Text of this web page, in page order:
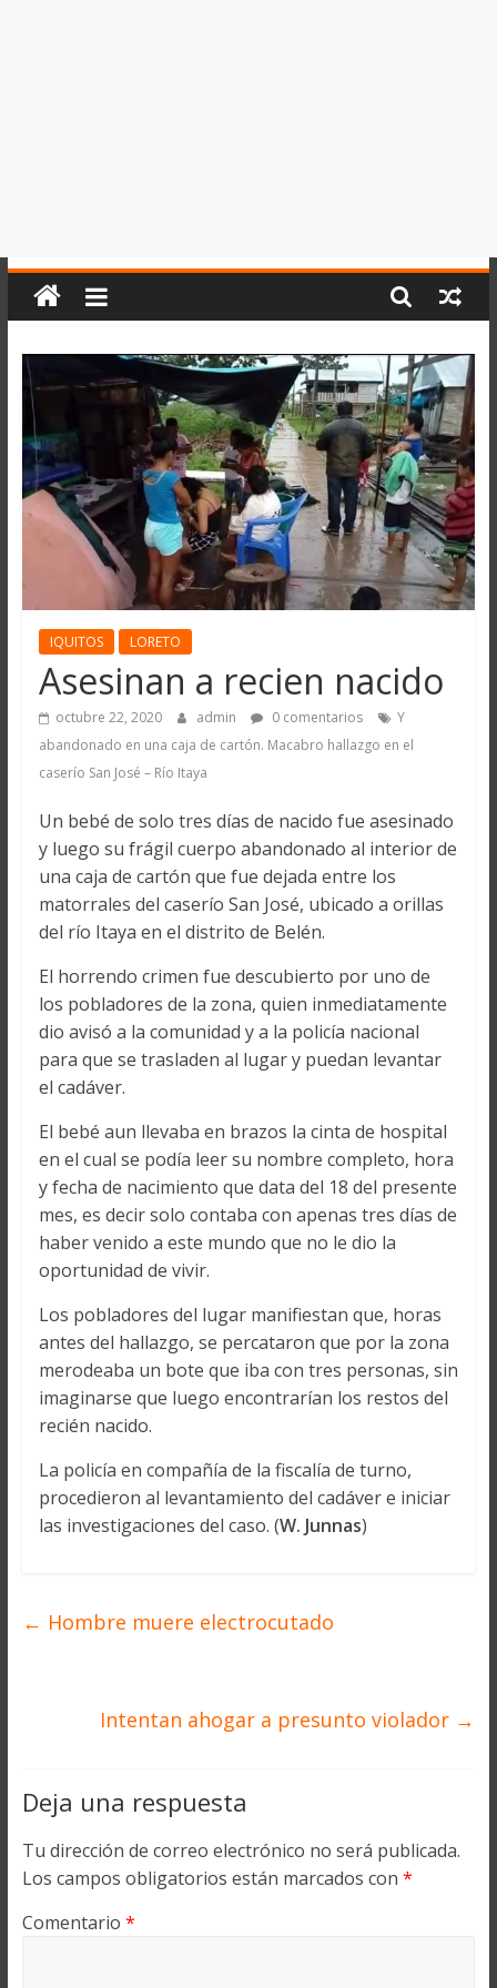
IQUITOS LORETO
Asesinan a recien nacido
octubre 22, 2020 admin 0 comentarios
Y
abandonado en una caja de cartón. Macabro hallazgo en el
caserío San José – Río Itaya
Un bebé de solo tres días de nacido fue asesinado
y luego su frágil cuerpo abandonado al interior de
una caja de cartón que fue dejada entre los
matorrales del caserío San José, ubicado a orillas
del río Itaya en el distrito de Belén.
El horrendo crimen fue descubierto por uno de
los pobladores de la zona, quien inmediatamente
dio avisó a la comunidad y a la policía nacional
para que se trasladen al lugar y puedan levantar
el cadáver.
El bebé aun llevaba en brazos la cinta de hospital
en el cual se podía leer su nombre completo, hora
y fecha de nacimiento que data del 18 del presente
mes, es decir solo contaba con apenas tres días de
haber venido a este mundo que no le dio la
oportunidad de vivir.
Los pobladores del lugar manifiestan que, horas
antes del hallazgo, se percataron que por la zona
merodeaba un bote que iba con tres personas, sin
imaginarse que luego encontrarían los restos del
recién nacido.
La policía en compañía de la fiscalía de turno,
procedieron al levantamiento del cadáver e iniciar
las investigaciones del caso. (W. Junnas)
← Hombre muere electrocutado
Intentan ahogar a presunto violador →
Deja una respuesta
Tu dirección de correo electrónico no será publicada.
Los campos obligatorios están marcados con *
Comentario *